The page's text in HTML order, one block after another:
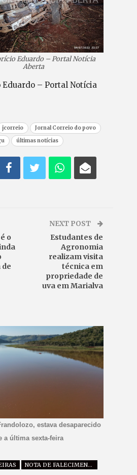
Eduardo – Portal Notícia
Aberta
Eduardo – Portal Notícia
jcorreio
Jornal Correio do povo
últimas notícias
o
de
NEXT POST
Estudantes de
Agronomia
realizam visita
técnica em
propriedade de
uva em Marialva
estava desaparecido
a última sexta-feira
NOTA DE FALECIMENTO